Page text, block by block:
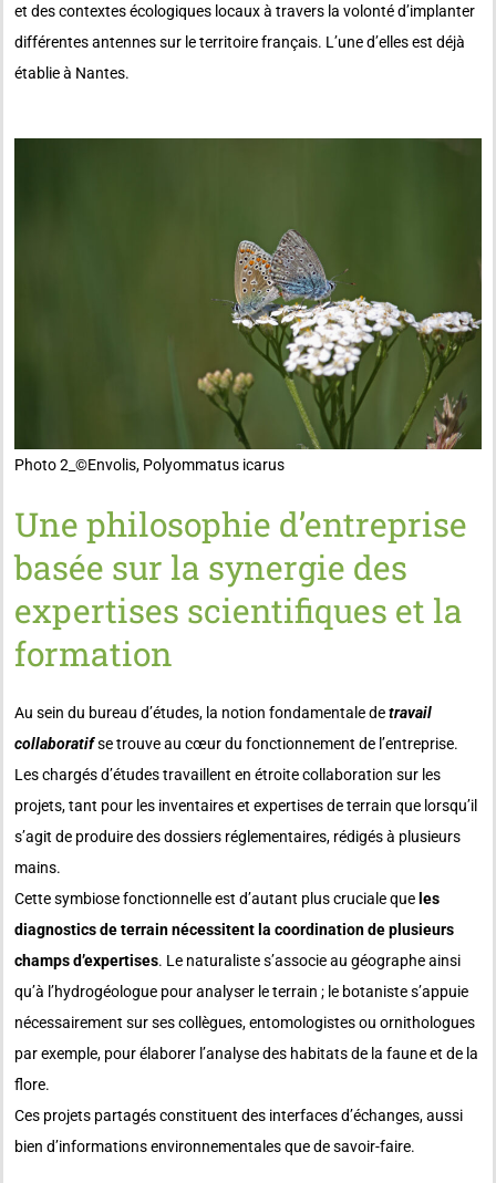
et des contextes écologiques locaux à travers la volonté d’implanter
différentes antennes sur le territoire français. L’une d’elles est déjà
établie à Nantes.
Photo 2_©️Envolis, Polyommatus icarus
Une philosophie d’entreprise
basée sur la synergie des
expertises scientifiques et la
formation
Au sein du bureau d’études, la notion fondamentale detravail
collaboratifse trouve au cœur du fonctionnement de l’entreprise.
Les chargés d’études travaillent en étroite collaboration sur les
projets, tant pour les inventaires et expertises de terrain que lorsqu’il
s’agit de produire des dossiers réglementaires, rédigés à plusieurs
mains.
Cette symbiose fonctionnelle est d’autant plus cruciale que les
diagnostics de terrain nécessitent la coordination de plusieurs
champs d’expertises. Le naturaliste s’associe au géographe ainsi
qu’à l’hydrogéologue pour analyser le terrain ; le botaniste s’appuie
nécessairement sur ses collègues, entomologistes ou ornithologues
par exemple, pour élaborer l’analyse des habitats de la faune et de la
flore.
Ces projets partagés constituent des interfaces d’échanges, aussi
bien d’informations environnementales que de savoir-faire.